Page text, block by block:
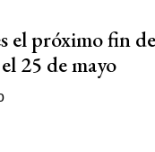
el próximo fin
25 de mayo